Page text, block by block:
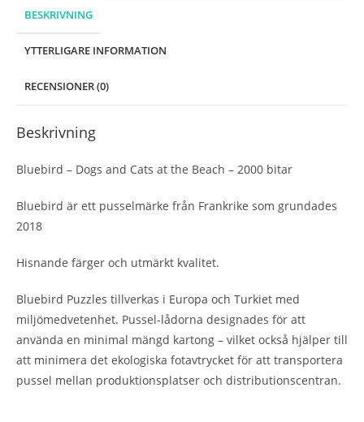
mängd
BESKRIVNING
YTTERLIGARE INFORMATION
RECENSIONER (0)
Beskrivning
Bluebird – Dogs and Cats at the Beach – 2000 bitar
Bluebird är ett pusselmärke från Frankrike som grundades
2018
Hisnande färger och utmärkt kvalitet.
Bluebird Puzzles tillverkas i Europa och Turkiet med
miljömedvetenhet. Pussel-lådorna designades för att
använda en minimal mängd kartong – vilket också hjälper till
att minimera det ekologiska fotavtrycket för att transportera
pussel mellan produktionsplatser och distributionscentran.